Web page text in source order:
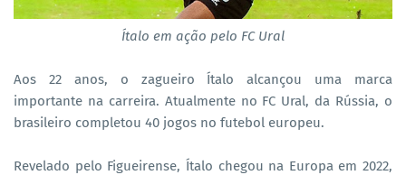
Ítalo em ação pelo FC Ural
Aos 22 anos, o zagueiro Ítalo alcançou uma marca
importante na carreira. Atualmente no FC Ural, da Rússia, o
brasileiro completou 40 jogos no futebol europeu.
Revelado pelo Figueirense, Ítalo chegou na Europa em 2022,